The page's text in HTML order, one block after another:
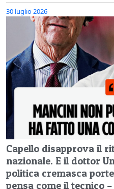
30 luglio 2026
Capello disapprova il
nazionale. E il dottor
politica cremasca
pensa come il tecnico